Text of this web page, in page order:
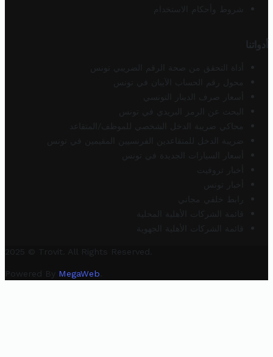
شروط وأحكام الاستخدام
أدواتنا
أداة التحقق من صحة الرقم الضريبي تونس
محول رقم الحساب الآيبان في تونس
أسعار صرف الدينار التونسي
البحث عن الرمز البريدي في تونس
محاكي ضريبة الدخل الشخصي للموظف/المتقاعد
ضريبة الدخل للمتقاعدين الفرنسيين المقيمين في تونس
أسعار السيارات الجديدة في تونس
أخبار تروفيت
أخبار تونس
رابط خلفي مجاني
قائمة الشركات الأهلية المحلية
قائمة الشركات الأهلية الجهوية
2025 © Trovit. All Rights Reserved.
Powered By MegaWeb